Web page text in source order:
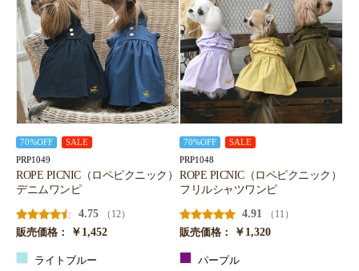
70%OFF SALE
PRP1049
ROPE PICNIC（ロペピクニック）
デニムワンピ
4.75
（12）
販売価格：
￥1,452
ライトブルー
70%OFF SALE
PRP1048
ROPE PICNIC（ロペピクニック）
フリルシャツワンピ
4.91
（11）
販売価格：
￥1,320
パープル